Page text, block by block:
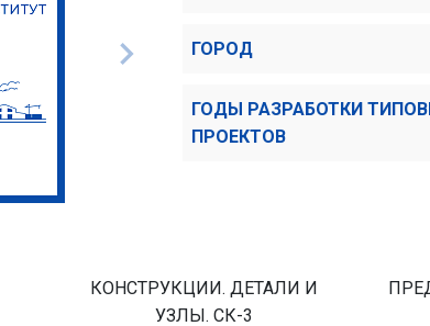
ГОРОД
ГОДЫ РАЗРАБОТКИ
ПРОЕКТОВ
КОНСТРУКЦИИ. ДЕТАЛИ И
УЗЛЫ. СК-3